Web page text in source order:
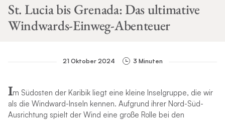
St. Lucia bis Grenada: Das ultimative
Windwards-Einweg-Abenteuer
21 Oktober 2024 3 Minuten
Im Südosten der Karibik liegt eine kleine Inselgruppe, die wir
als die Windward-Inseln kennen. Aufgrund ihrer Nord-Süd-
Ausrichtung spielt der Wind eine große Rolle bei den